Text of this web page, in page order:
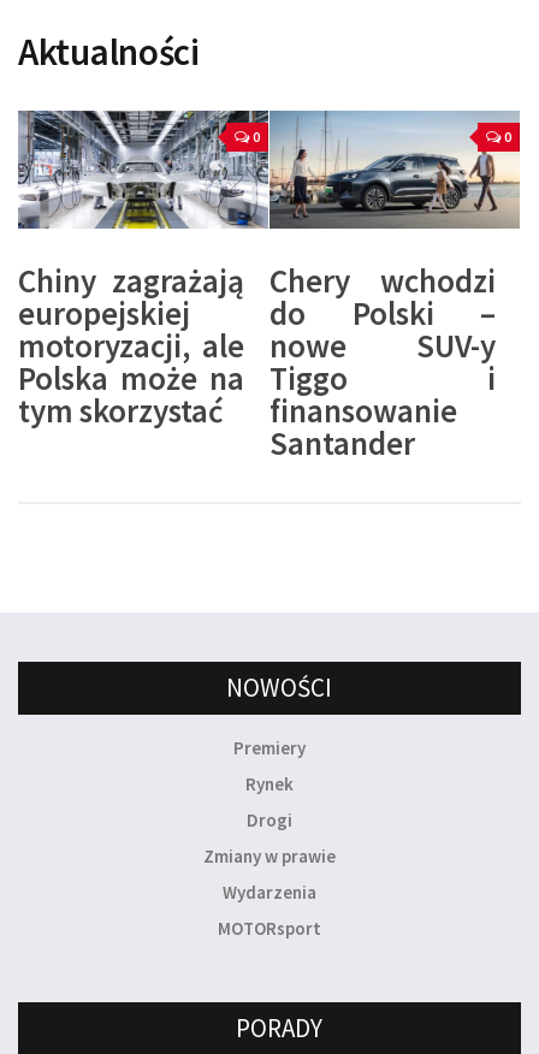
Aktualności
0
Chiny zagrażają
europejskiej
motoryzacji, ale
Polska może na
tym skorzystać
0
Chery wchodzi
do Polski –
nowe SUV-y
Tiggo i
finansowanie
Santander
NOWOŚCI
Premiery
Rynek
Drogi
Zmiany w prawie
Wydarzenia
MOTORsport
PORADY